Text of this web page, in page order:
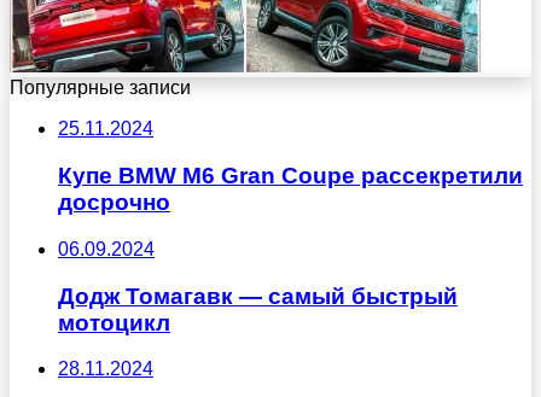
Популярные записи
25.11.2024
Купе BMW M6 Gran Coupe рассекретили
досрочно
06.09.2024
Додж Томагавк — самый быстрый
мотоцикл
28.11.2024